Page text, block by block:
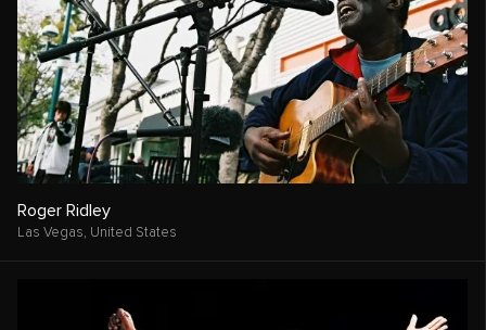
Roger Ridley
Las Vegas, United States